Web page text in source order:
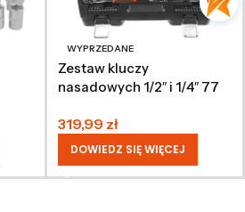
WYPRZEDANE
Zestaw kluczy
nasadowych 1/2″ i 1/4″ 77
319,99 zł
DOWIEDZ SIĘ WIĘCEJ